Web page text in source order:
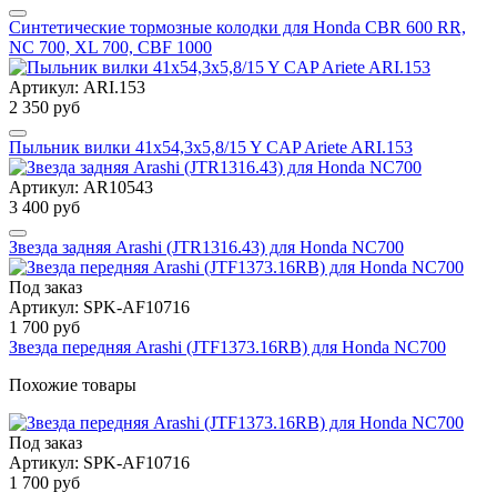
Синтетические тормозные колодки для Honda CBR 600 RR,
NC 700, XL 700, CBF 1000
Артикул: ARI.153
2 350 руб
Пыльник вилки 41x54,3x5,8/15 Y CAP Ariete ARI.153
Артикул: AR10543
3 400 руб
Звезда задняя Arashi (JTR1316.43) для Honda NC700
Под заказ
Артикул: SPK-AF10716
1 700 руб
Звезда передняя Arashi (JTF1373.16RB) для Honda NC700
Похожие товары
Под заказ
Артикул: SPK-AF10716
1 700 руб